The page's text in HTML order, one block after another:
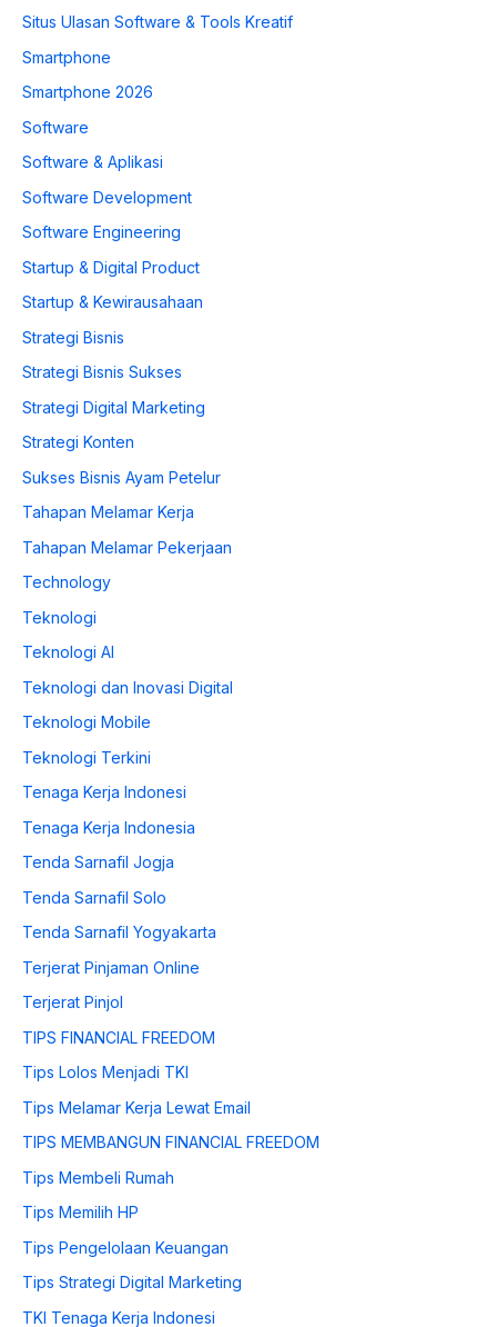
Situs Ulasan Software & Tools Kreatif
Smartphone
Smartphone 2026
Software
Software & Aplikasi
Software Development
Software Engineering
Startup & Digital Product
Startup & Kewirausahaan
Strategi Bisnis
Strategi Bisnis Sukses
Strategi Digital Marketing
Strategi Konten
Sukses Bisnis Ayam Petelur
Tahapan Melamar Kerja
Tahapan Melamar Pekerjaan
Technology
Teknologi
Teknologi AI
Teknologi dan Inovasi Digital
Teknologi Mobile
Teknologi Terkini
Tenaga Kerja Indonesi
Tenaga Kerja Indonesia
Tenda Sarnafil Jogja
Tenda Sarnafil Solo
Tenda Sarnafil Yogyakarta
Terjerat Pinjaman Online
Terjerat Pinjol
TIPS FINANCIAL FREEDOM
Tips Lolos Menjadi TKI
Tips Melamar Kerja Lewat Email
TIPS MEMBANGUN FINANCIAL FREEDOM
Tips Membeli Rumah
Tips Memilih HP
Tips Pengelolaan Keuangan
Tips Strategi Digital Marketing
TKI Tenaga Kerja Indonesi